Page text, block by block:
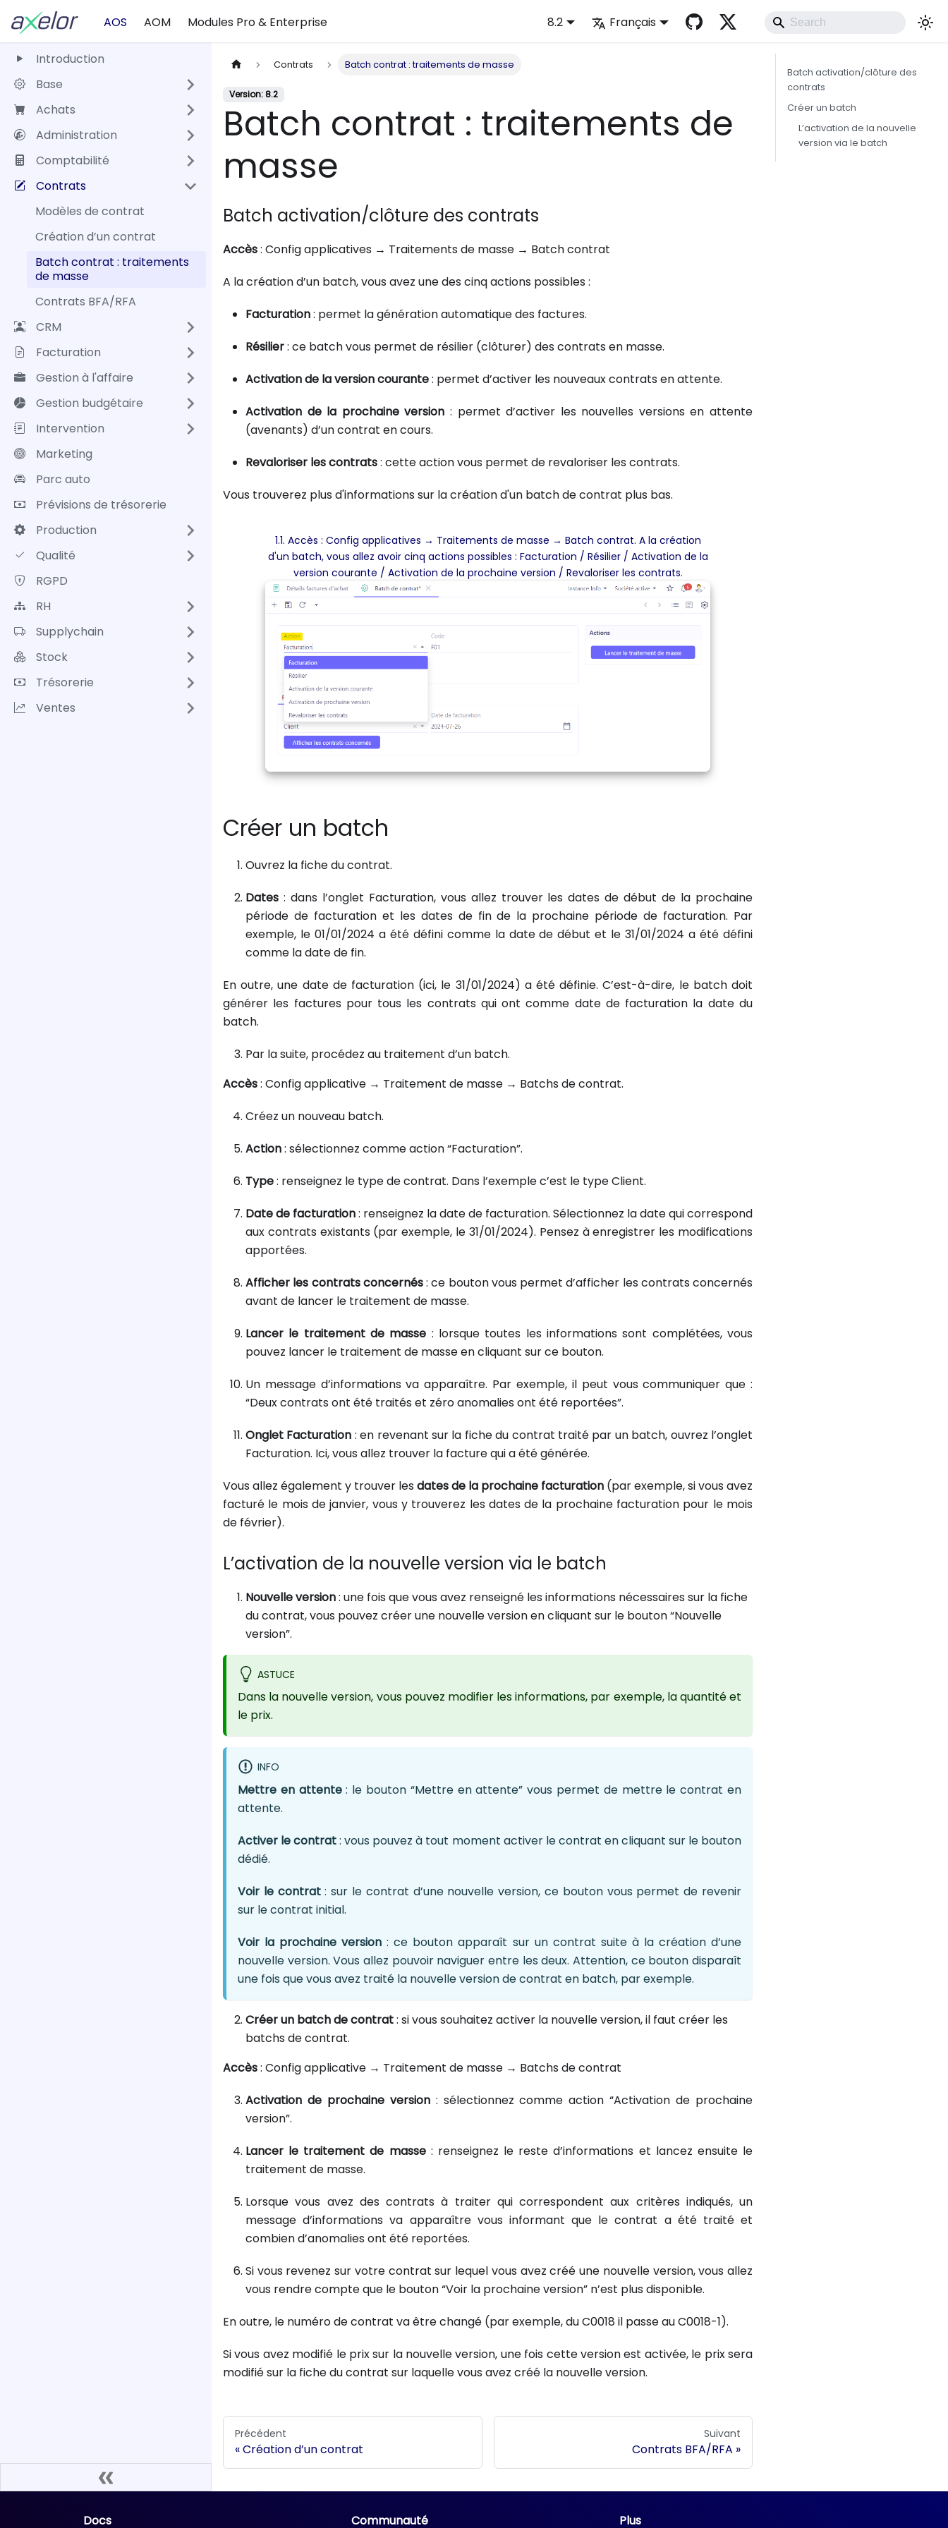
AOS AOM Modules Pro & Enterprise 8.2 Français
Introduction
Base
Achats
Administration
Comptabilité
Contrats
Modèles de contrat
Création d’un contrat
Batch contrat : traitements
de masse
Contrats BFA/RFA
CRM
Facturation
Gestion à l'affaire
Gestion budgétaire
Intervention
Marketing
Parc auto
Prévisions de trésorerie
Production
Qualité
RGPD
RH
Supplychain
Stock
Trésorerie
Ventes
Contrats Batch contrat : traitements de masse
Version: 8.2
Batch contrat : traitements de
masse
Batch activation/clôture des contrats
Accès: Config applicatives → Traitements de masse → Batch contrat
A la création d’un batch, vous avez une des cinq actions possibles :
Facturation: permet la génération automatique des factures.
Résilier: ce batch vous permet de résilier (clôturer) des contrats en masse.
Activation de la version courante: permet d’activer les nouveaux contrats en attente.
Activation de la prochaine version : permet d’activer les nouvelles versions en attente
(avenants) d’un contrat en cours.
Revaloriser les contrats: cette action vous permet de revaloriser les contrats.
Vous trouverez plus d'informations sur la création d'un batch de contrat plus bas.
1.1. Accès : Config applicatives → Traitements de masse → Batch contrat. A la création
d'un batch, vous allez avoir cinq actions possibles : Facturation / Résilier / Activation de la
version courante / Activation de la prochaine version / Revaloriser les contrats.
Créer un batch
Ouvrez la fiche du contrat.
Dates : dans l’onglet Facturation, vous allez trouver les dates de début de la prochaine
période de facturation et les dates de fin de la prochaine période de facturation. Par
exemple, le 01/01/2024 a été défini comme la date de début et le 31/01/2024 a été défini
comme la date de fin.
En outre, une date de facturation (ici, le 31/01/2024) a été définie. C’est-à-dire, le batch doit
générer les factures pour tous les contrats qui ont comme date de facturation la date du
batch.
Par la suite, procédez au traitement d’un batch.
Accès: Config applicative → Traitement de masse → Batchs de contrat.
Créez un nouveau batch.
Action: sélectionnez comme action “Facturation”.
Type: renseignez le type de contrat. Dans l’exemple c’est le type Client.
Date de facturation: renseignez la date de facturation. Sélectionnez la date qui correspond
aux contrats existants (par exemple, le 31/01/2024). Pensez à enregistrer les modifications
apportées.
Afficher les contrats concernés: ce bouton vous permet d’afficher les contrats concernés
avant de lancer le traitement de masse.
Lancer le traitement de masse : lorsque toutes les informations sont complétées, vous
pouvez lancer le traitement de masse en cliquant sur ce bouton.
Un message d’informations va apparaître. Par exemple, il peut vous communiquer que :
“Deux contrats ont été traités et zéro anomalies ont été reportées”.
Onglet Facturation : en revenant sur la fiche du contrat traité par un batch, ouvrez l’onglet
Facturation. Ici, vous allez trouver la facture qui a été générée.
Vous allez également y trouver lesdates de la prochaine facturation (par exemple, si vous avez
facturé le mois de janvier, vous y trouverez les dates de la prochaine facturation pour le mois
de février).
L’activation de la nouvelle version via le batch
Nouvelle version: une fois que vous avez renseigné les informations nécessaires sur la fiche
du contrat, vous pouvez créer une nouvelle version en cliquant sur le bouton “Nouvelle
version”.
ASTUCE
Dans la nouvelle version, vous pouvez modifier les informations, par exemple, la quantité et
le prix.
INFO
Mettre en attente: le bouton “Mettre en attente” vous permet de mettre le contrat en
attente.
Activer le contrat: vous pouvez à tout moment activer le contrat en cliquant sur le bouton
dédié.
Voir le contrat: sur le contrat d’une nouvelle version, ce bouton vous permet de revenir
sur le contrat initial.
Voir la prochaine version : ce bouton apparaît sur un contrat suite à la création d’une
nouvelle version. Vous allez pouvoir naviguer entre les deux. Attention, ce bouton disparaît
une fois que vous avez traité la nouvelle version de contrat en batch, par exemple.
Créer un batch de contrat: si vous souhaitez activer la nouvelle version, il faut créer les
batchs de contrat.
Accès: Config applicative → Traitement de masse → Batchs de contrat
Activation de prochaine version: sélectionnez comme action “Activation de prochaine
version”.
Lancer le traitement de masse: renseignez le reste d’informations et lancez ensuite le
traitement de masse.
Lorsque vous avez des contrats à traiter qui correspondent aux critères indiqués, un
message d’informations va apparaître vous informant que le contrat a été traité et
combien d’anomalies ont été reportées.
Si vous revenez sur votre contrat sur lequel vous avez créé une nouvelle version, vous allez
vous rendre compte que le bouton “Voir la prochaine version” n’est plus disponible.
En outre, le numéro de contrat va être changé (par exemple, du C0018 il passe au C0018-1).
Si vous avez modifié le prix sur la nouvelle version, une fois cette version est activée, le prix sera
modifié sur la fiche du contrat sur laquelle vous avez créé la nouvelle version.
Précédent
Création d’un contrat
Suivant
Contrats BFA/RFA
Batch activation/clôture des
contrats
Créer un batch
L’activation de la nouvelle
version via le batch
Docs Communauté Plus